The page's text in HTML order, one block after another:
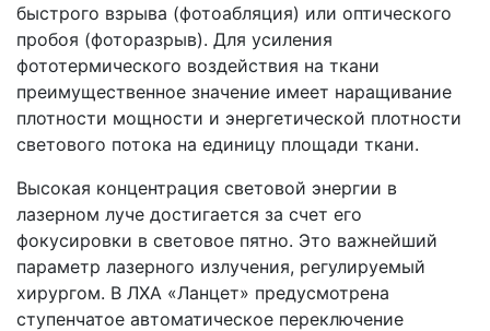
быстрого взрыва (фотоабляция) или оптического
пробоя (фоторазрыв). Для усиления
фототермического воздействия на ткани
преимущественное значение имеет наращивание
плотности мощности и энергетической плотности
светового потока на единицу площади ткани.
Высокая концентрация световой энергии в
лазерном луче достигается за счет его
фокусировки в световое пятно. Это важнейший
параметр лазерного излучения, регулируемый
хирургом. В ЛХА «Ланцет» предусмотрена
ступенчатое автоматическое переключение